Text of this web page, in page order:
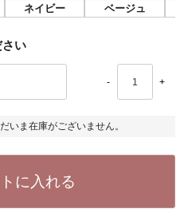
ネイビー ベージュ
さい
- +
いま在庫がございません。
に入れる